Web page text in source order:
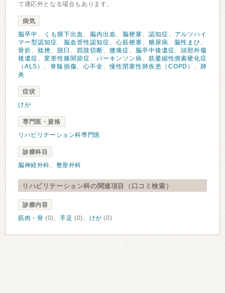
て適応外となる場合もあります。
病気
脳卒中 、 くも膜下出血 、 脳内出血 、 脳梗塞、 認知症、
アルツハイ
マー型認知症、 脳血管性認知症、 心筋梗塞、 糖尿病、 脳性まひ 、
骨折、 捻挫、 脱臼 、 四肢切断、 腰痛症、 脳卒中後遺症、頭部外傷
後遺症、 変形性膝関節症、 パーキンソン病、 筋萎縮性側索硬化症
（ALS） 、 脊髄損傷、 心不全、慢性閉塞性肺疾患（COPD） 、 肺
炎
症状
けが
専門医・資格
リハビリテーション科専門医
診療科目
脳神経外科、 整形外科
リハビリテーション科の関連項目（口コミ検索）
診療内容
筋肉・骨 (0)、手足 (0)、 けが (0)